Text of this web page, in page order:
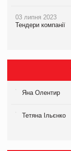
03 липня 2023
Тендери компанії
Яна Олентир
Тетяна Ільєнко